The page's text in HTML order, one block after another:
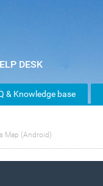
& Knowledge base
Map (Android)